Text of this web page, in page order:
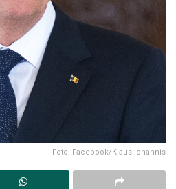
Foto: Facebook/Klaus Iohannis